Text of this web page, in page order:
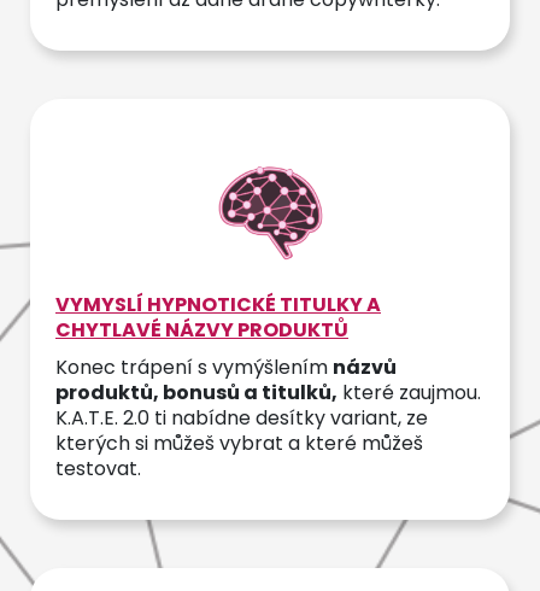
VYMYSLÍ HYPNOTICKÉ TITULKY A
CHYTLAVÉ NÁZVY PRODUKTŮ
Konec trápení s vymýšlením názvů
produktů, bonusů a titulků, které zaujmou.
K.A.T.E. 2.0 ti nabídne desítky variant, ze
kterých si můžeš vybrat a které můžeš
testovat.